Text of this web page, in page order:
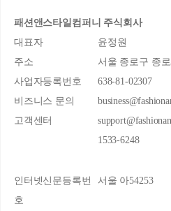
패션앤스타일컴퍼니 주식회사
대표자
윤정원
주소
서울 종로구 종
사업자등록번호
638-81-02307
비즈니스 문의
고객센터
1533-6248
인터넷신문등록번
호
서울 아54253